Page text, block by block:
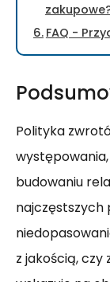
FAQ -
Polityka
budowaniu
najczęstszych
z jakością, czy